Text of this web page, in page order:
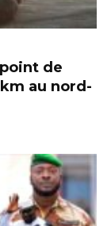
de
au nord-